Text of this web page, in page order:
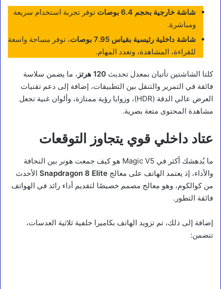
شاشة خارجية بحجم 6.4 بوصات
توفر تجربة استخدام سريعة
ومباشرة.
شاشة داخلية رئيسية بقياس 7.95 بوصات
، توفر مساحة واسعة
للقراءة، المشاهدة، وتعدد المهام.
كلتا الشاشتين تأتيان بمعدل تحديث 120 هرتز
، ما يضمن سلاسة
فائقة في التمرير والتنقل بين التطبيقات، إضافة إلى دعم تقنيات
العرض عالي الدقة (HDR)، وزوايا رؤية ممتازة، وألوان غنية تجعل
مشاهدة المحتوى متعة بصرية.
عتاد داخلي قوي يتجاوز التوقعات
ما يُدهشك أكثر في Magic V5 هو كيف جمعت هونر بين النحافة
والأداء، إذ يعتمد الهاتف على معالج Snapdragon 8 Elite الأحدث
من كوالكوم، وهو معالج مصمم خصيصًا لتقديم أداء رائد في الهواتف
فائقة التطور.
إضافة إلى ذلك، تم تزويد الهاتف بكاميرا خلفية ثلاثية العدسات،
تتضمن: